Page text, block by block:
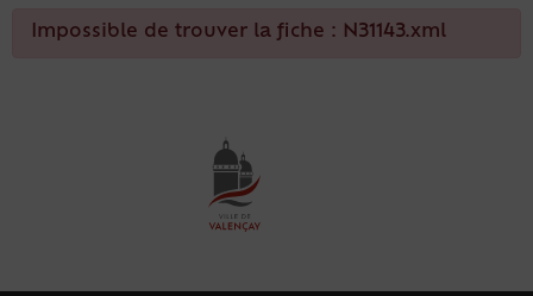
Impossible de trouver la fiche : N31143.xml